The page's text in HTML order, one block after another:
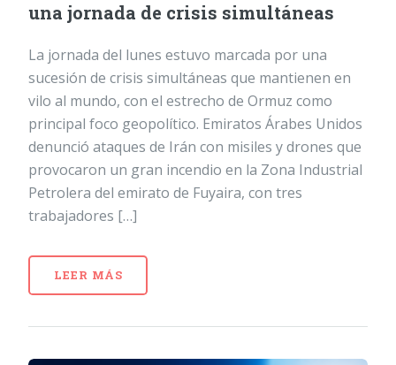
una jornada de crisis simultáneas
La jornada del lunes estuvo marcada por una
sucesión de crisis simultáneas que mantienen en
vilo al mundo, con el estrecho de Ormuz como
principal foco geopolítico. Emiratos Árabes Unidos
denunció ataques de Irán con misiles y drones que
provocaron un gran incendio en la Zona Industrial
Petrolera del emirato de Fuyaira, con tres
trabajadores […]
LEER MÁS